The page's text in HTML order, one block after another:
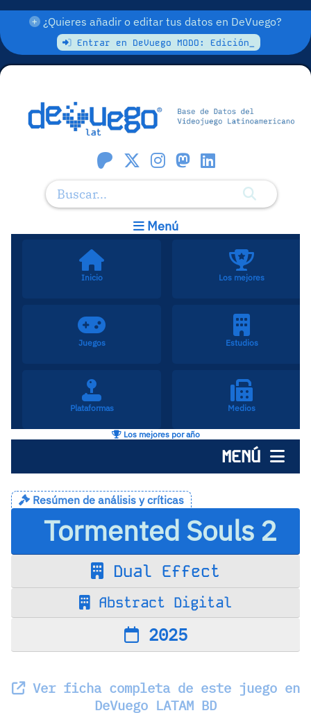
¿Quieres añadir o editar tus datos en DeVuego?
Entrar en DeVuego MODO: Edición_
Menú
Inicio Los mejores
Juegos Estudios
Plataformas Medios
Los mejores por año
MENÚ
Resúmen de análisis y críticas
Tormented Souls 2
Dual Effect
Abstract Digital
2025
Ver ficha completa de este juego en
DeVuego LATAM BD